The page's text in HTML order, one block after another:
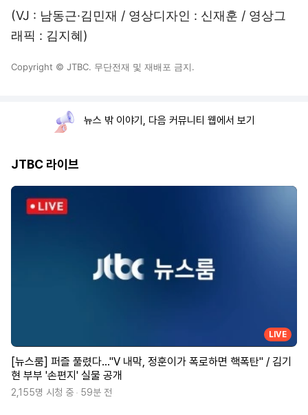
(VJ : 남동근·김민재 / 영상디자인 : 신재훈 / 영상그
래픽 : 김지혜)
Copyright © JTBC. 무단전재 및 재배포 금지.
뉴스 밖 이야기, 다음 커뮤니티 웹에서 보기
JTBC 라이브
LIVE
[뉴스룸] 퍼즐 풀렸다…"V 내막, 정훈이가 폭로하면 핵폭탄" / 김기
현 부부 '손편지' 실물 공개
2,155명 시청 중 59분 전